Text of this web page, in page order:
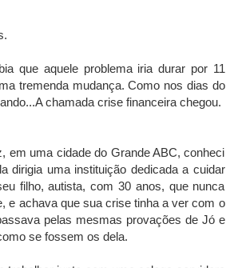
que aquele problema iria durar por 11
tremenda mudança. Como nos dias do
chamada crise financeira chegou.
em uma cidade do Grande ABC, conheci
dirigia uma instituição dedicada a cuidar
filho, autista, com 30 anos, que nunca
e achava que sua crise tinha a ver com o
pelas mesmas provações de Jó e
se fossem os dela.